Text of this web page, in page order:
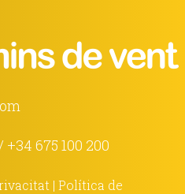
+34 675 100 200
| Política de